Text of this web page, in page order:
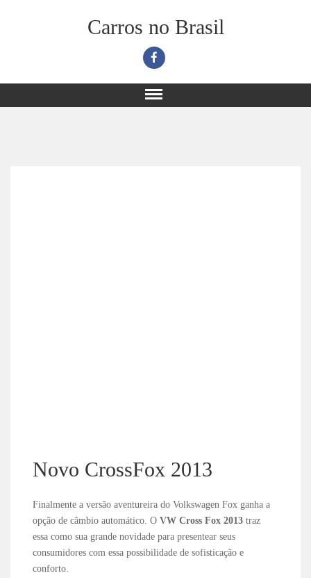
Carros no Brasil
Novo CrossFox 2013
Finalmente a versão aventureira do Volkswagen Fox ganha a
opção de câmbio automático. OVW Cross Fox 2013 traz
essa como sua grande novidade para presentear seus
consumidores com essa possibilidade de sofisticação e
conforto.